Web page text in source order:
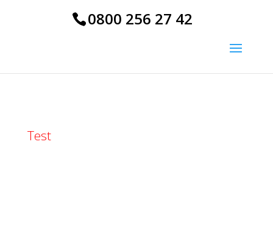
0800 256 27 42
Test